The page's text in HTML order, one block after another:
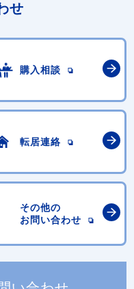
せ
購入相談
転居連絡
その他の
お問い合わせ